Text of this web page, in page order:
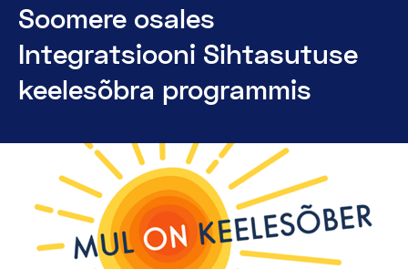
Soomere osales
Integratsiooni Sihtasutuse
keelesõbra programmis